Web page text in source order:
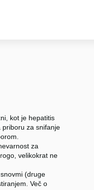
kot je hepatitis
priboru za snifanje
za
velikokrat ne
(druge
Več o